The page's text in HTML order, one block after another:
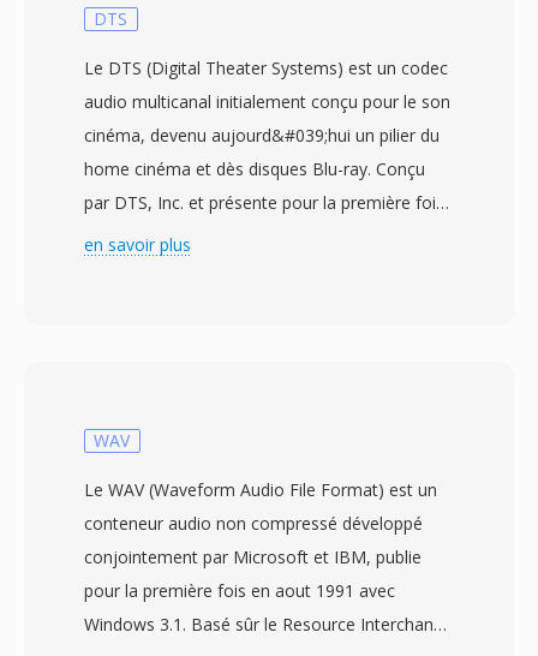
DTS
Le DTS (Digital Theater Systems) est un codec
audio multicanal initialement conçu pour le son
cinéma, devenu aujourd&#039;hui un pilier du
home cinéma et dès disques Blu-ray. Conçu
par DTS, Inc. et présente pour la première fois
en salle àux cotes du film Jurassic Park en
psychoacoustique agressive, le DTS alloue un
préservant les détails spatiaux fins et les
dynamiques de bas niveau. Le format encodé
l&#039;audio par ADPCM en sous-bandes
combinee à une quantification vectorielle,
en savoir plus
WAV
Le WAV (Waveform Audio File Format) est un
conteneur audio non compressé développé
conjointement par Microsoft et IBM, publie
pour la première fois en aout 1991 avec
Windows 3.1. Basé sûr le Resource Interchange